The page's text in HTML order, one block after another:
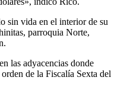
sin vida en el interior de su
parroquia Norte,
las adyacencias donde
de la Fiscalía Sexta del